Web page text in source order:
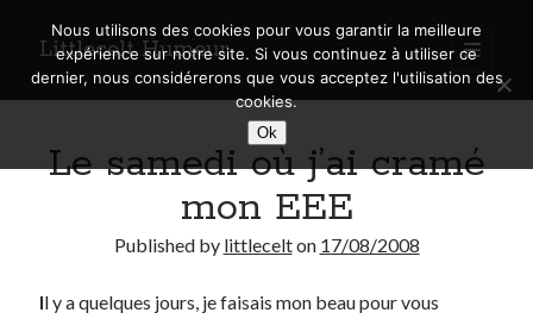
Littlecelt Humeur
open
primary
menu
Sidebar
Search
Derniers articles
Le samedi où j’ai cramé
mon EEE
Published by littlecelton 17/08/2008
Il y a quelques jours, je faisais mon beau pour vous
Nous utilisons des cookies pour vous garantir la meilleure
expérience sur notre site. Si vous continuez à utiliser ce
dernier, nous considérerons que vous acceptez l'utilisation des
cookies.
Ok